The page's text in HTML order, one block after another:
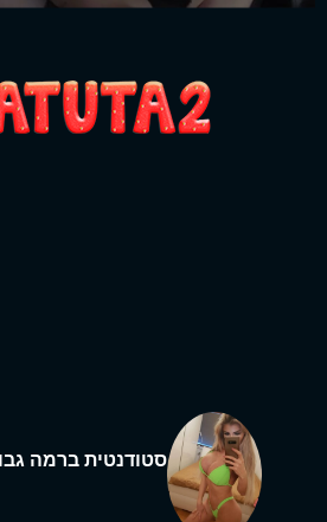
סטודנטית ברמה